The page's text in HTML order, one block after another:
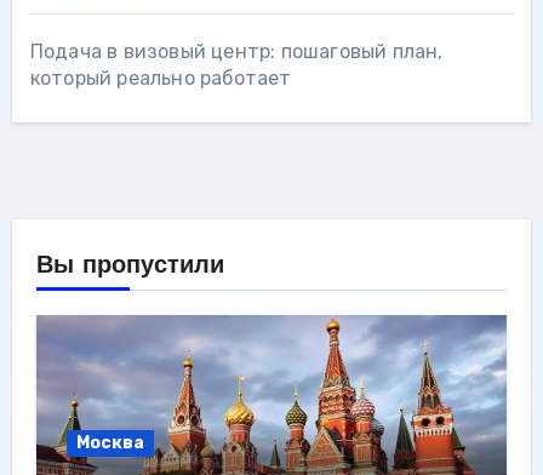
Подача в визовый центр: пошаговый план,
который реально работает
Вы пропустили
Москва